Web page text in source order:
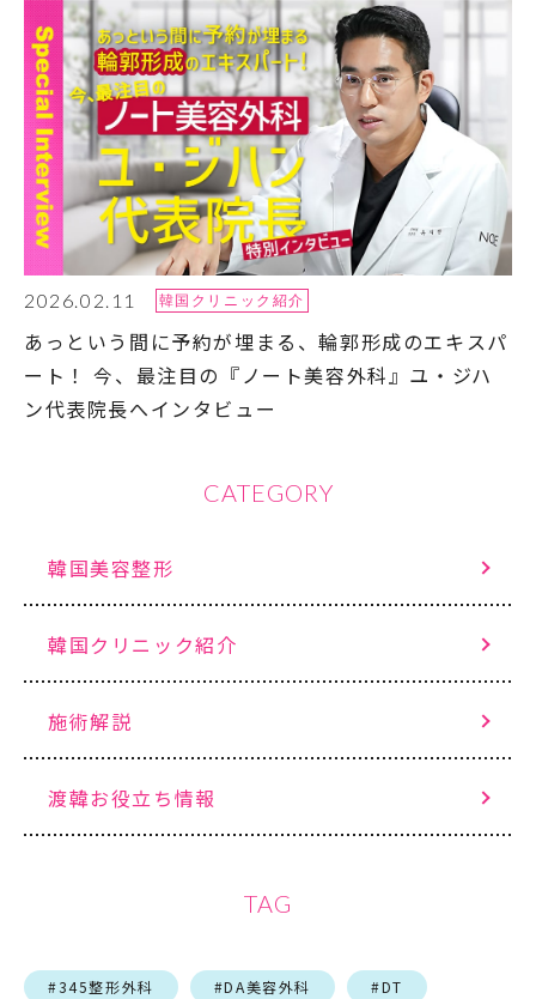
2026.02.11 韓国クリニック紹介
あっという間に予約が埋まる、輪郭形成のエキスパ
ート！ 今、最注目の『ノート美容外科』ユ・ジハ
ン代表院長へインタビュー
CATEGORY
韓国美容整形
韓国クリニック紹介
施術解説
渡韓お役立ち情報
TAG
#345整形外科 #DA美容外科 #DT